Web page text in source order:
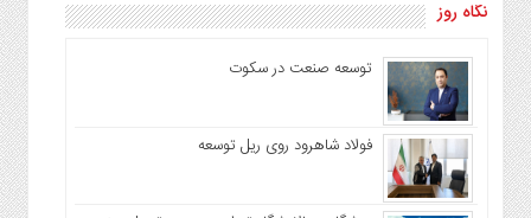
نگاه روز
توسعه صنعت در سکوت
فولاد شاهرود روی ریل توسعه